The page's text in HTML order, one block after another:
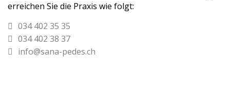
erreichen Sie die Praxis wie folgt:
034 402 35 35
034 402 38 37
info@sana-pedes.ch